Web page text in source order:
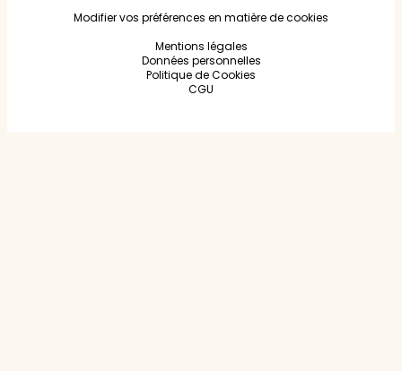
Modifier vos préférences en matière de cookies
Mentions légales
Données personnelles
Politique de Cookies
CGU